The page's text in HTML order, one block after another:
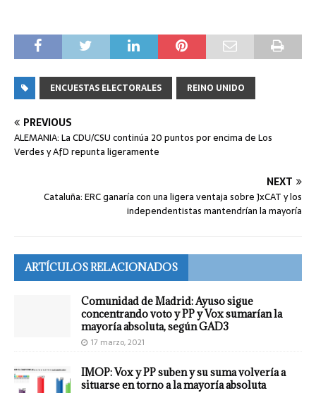
ENCUESTAS ELECTORALES REINO UNIDO
PREVIOUS
ALEMANIA: La CDU/CSU continúa 20 puntos por encima de Los
Verdes y AfD repunta ligeramente
NEXT
Cataluña: ERC ganaría con una ligera ventaja sobre JxCAT y los
independentistas mantendrían la mayoría
ARTÍCULOS RELACIONADOS
Comunidad de Madrid: Ayuso sigue
concentrando voto y PP y Vox sumarían la
mayoría absoluta, según GAD3
17 marzo, 2021
IMOP: Vox y PP suben y su suma volvería a
situarse en torno a la mayoría absoluta